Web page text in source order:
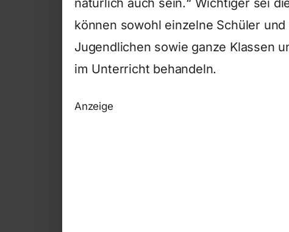
natürlich auch sein.“ Wichtiger sei
können sowohl einzelne Schüler
Jugendlichen sowie ganze Klassen
im Unterricht behandeln.
Anzeige